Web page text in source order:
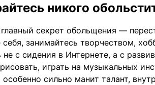
никого
секрет обольщения —
себя, занимайтесь творчеством,
не с сидения в Интернете, а с
играть на музыкальных
сильно манит талант,